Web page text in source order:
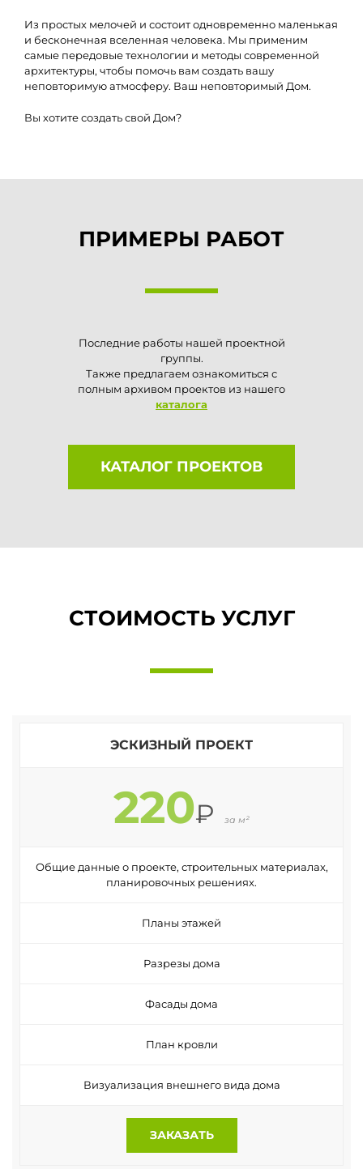
Из простых мелочей и состоит одновременно маленькая
и бесконечная вселенная человека. Мы применим
самые передовые технологии и методы современной
архитектуры, чтобы помочь вам создать вашу
неповторимую атмосферу. Ваш неповторимый Дом.
Вы хотите создать свой Дом?
ПРИМЕРЫ РАБОТ
Последние работы нашей проектной
группы.
Также предлагаем ознакомиться с
полным архивом проектов из нашего
каталога
КАТАЛОГ ПРОЕКТОВ
СТОИМОСТЬ УСЛУГ
ЭСКИЗНЫЙ ПРОЕКТ
220₽ за м²
Общие данные о проекте, строительных материалах,
планировочных решениях.
Планы этажей
Разрезы дома
Фасады дома
План кровли
Визуализация внешнего вида дома
ЗАКАЗАТЬ